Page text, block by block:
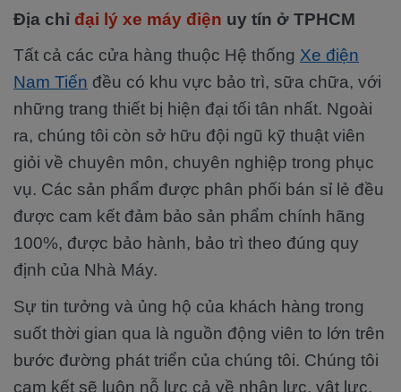
Địa chỉ đại lý xe máy điện uy tín ở TPHCM
Tất cả các cửa hàng thuộc Hệ thống Xe điện
Nam Tiến đều có khu vực bảo trì, sữa chữa, với
những trang thiết bị hiện đại tối tân nhất. Ngoài
ra, chúng tôi còn sở hữu đội ngũ kỹ thuật viên
giỏi về chuyên môn, chuyên nghiệp trong phục
vụ. Các sản phẩm được phân phối bán sỉ lẻ đều
được cam kết đảm bảo sản phẩm chính hãng
100%, được bảo hành, bảo trì theo đúng quy
định của Nhà Máy.
Sự tin tưởng và ủng hộ của khách hàng trong
suốt thời gian qua là nguồn động viên to lớn trên
bước đường phát triển của chúng tôi. Chúng tôi
cam kết sẽ luôn nỗ lực cả về nhân lực, vật lực.